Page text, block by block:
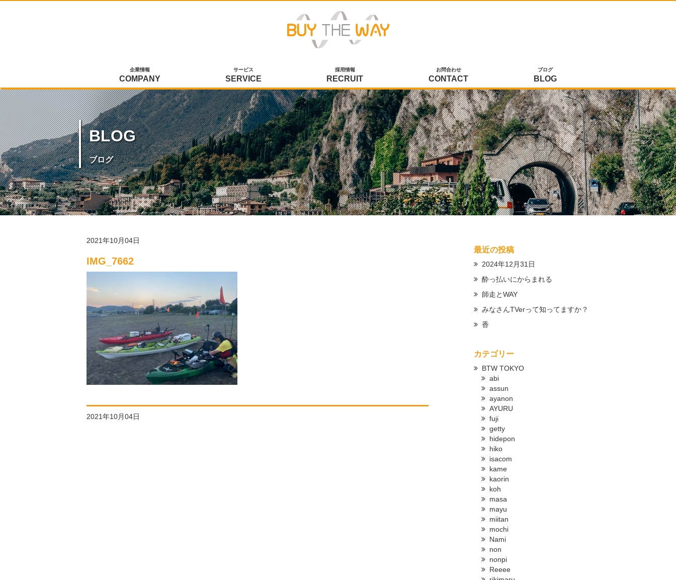
企業情報
COMPANY
サービス
SERVICE
採用情報
RECRUIT
お問合わせ
CONTACT
ブログ
BLOG
BLOG
ブログ
2021年10月04日
IMG_7662
2021年10月04日
最近の投稿
2024年12月31日
酔っ払いにからまれる
師走とWAY
みなさんTVerって知ってますか？
香
カテゴリー
BTW TOKYO
abi
assun
ayanon
AYURU
fuji
getty
hidepon
hiko
isacom
kame
kaorin
koh
masa
mayu
miitan
mochi
Nami
non
nonpi
Reeee